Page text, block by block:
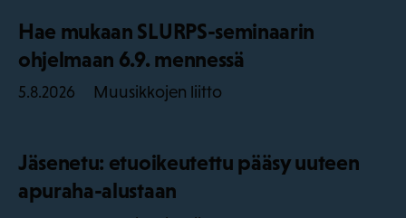
Hae mukaan SLURPS-seminaarin
ohjelmaan 6.9. mennessä
5.8.2026 Muusikkojen liitto
Jäsenetu: etuoikeutettu pääsy uuteen
apuraha-alustaan